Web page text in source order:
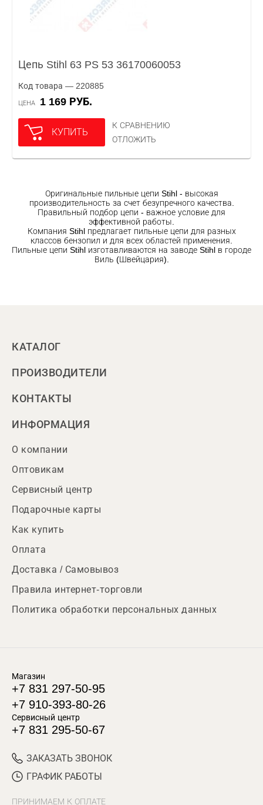
Цепь Stihl 63 PS 53 36170060053
Код товара — 220885
ЦЕНА 1 169 РУБ.
КУПИТЬ
К СРАВНЕНИЮ
ОТЛОЖИТЬ
Оригинальные пильные цепи Stihl - высокая
производительность за счет безупречного качества.
Правильный подбор цепи - важное условие для
эффективной работы.
Компания Stihl предлагает пильные цепи для разных
классов бензопил и для всех областей применения.
Пильные цепи Stihl изготавливаются на заводе Stihl в городе
Виль (Швейцария).
КАТАЛОГ
ПРОИЗВОДИТЕЛИ
КОНТАКТЫ
ИНФОРМАЦИЯ
О компании
Оптовикам
Сервисный центр
Подарочные карты
Как купить
Оплата
Доставка / Самовывоз
Правила интернет-торговли
Политика обработки персональных данных
Магазин
+7 831 297-50-95
+7 910-393-80-26
Сервисный центр
+7 831 295-50-67
ЗАКАЗАТЬ ЗВОНОК
ГРАФИК РАБОТЫ
ПРИНИМАЕМ К ОПЛАТЕ